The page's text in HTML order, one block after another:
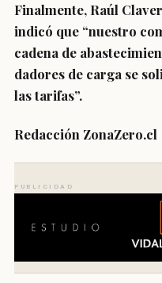
Finalmente, Raúl
indicó que “nuestro
cadena de
dadores de carga se
las tarifas”.
Redacción ZonaZero.cl
PUBLICIDAD